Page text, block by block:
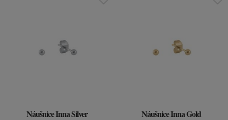
Náušnice Inna Silver Náušnice Inna Gold